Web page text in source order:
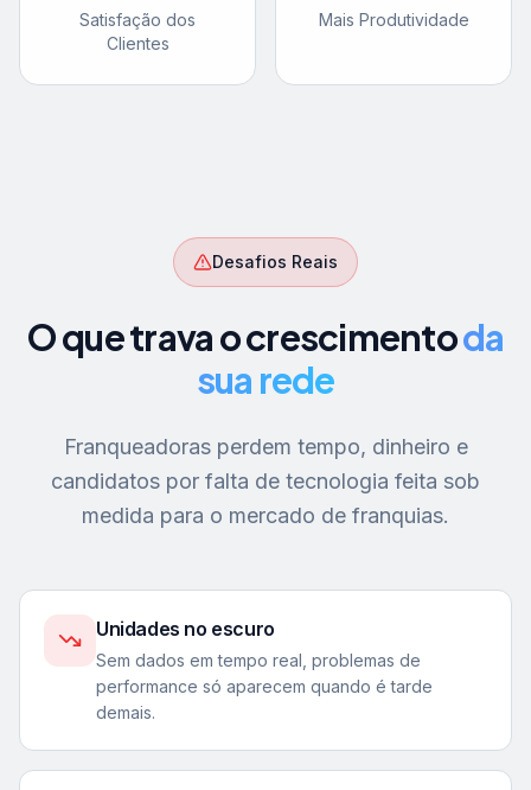
Satisfação dos
Clientes
Mais Produtividade
Desafios Reais
O que trava o crescimentoda
sua rede
Franqueadoras perdem tempo, dinheiro e
candidatos por falta de tecnologia feita sob
medida para o mercado de franquias.
Unidades no escuro
Sem dados em tempo real, problemas de
performance só aparecem quando é tarde
demais.